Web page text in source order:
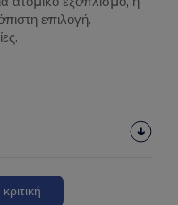
επιλογή.